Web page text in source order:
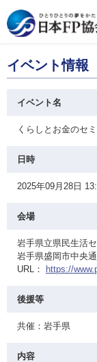
イベント情報
イベント名
くらしとお金のセ
日時
2025年09月28日
会場
岩手県立県民生活
岩手県盛岡市中央
URL：
https://
後援等
共催：岩手県
内容